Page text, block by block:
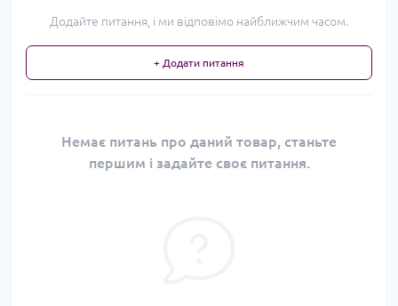
Додайте питання, і ми відповімо найближчим часом.
+ Додати питання
Немає питань про даний товар, станьте
першим і задайте своє питання.